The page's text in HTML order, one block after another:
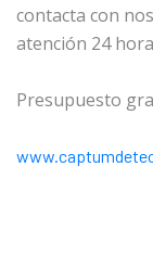
contacta con
atención 24
Presupuesto